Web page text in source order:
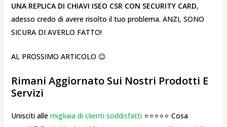
UNA REPLICA DI CHIAVI ISEO CSR CON SECURITY CARD,
adesso credo di avere risolto il tuo problema. ANZI, SONO
SICURA DI AVERLO FATTO!
AL PROSSIMO ARTICOLO 😉
Rimani Aggiornato Sui Nostri Prodotti E
Servizi
Unisciti alle migliaia di clienti soddisfatti⭐⭐⭐⭐⭐ Cosa